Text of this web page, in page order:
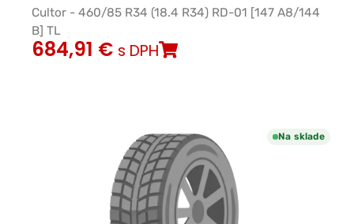
Cultor - 460/85 R34 (18.4 R34) RD-01 [147 A8/144
B] TL
684,91 € s DPH
Na sklade